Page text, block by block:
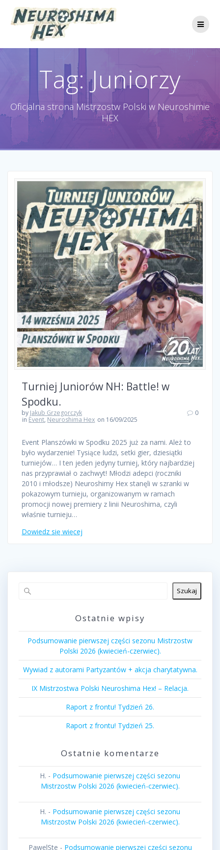
do
treści
Tag:Juniorzy
Oficjalna strona Mistrzostw Polski w Neuroshimie
HEX
Turniej Juniorów NH: Battle! w
Spodku.
by Jakub Grzegorczyk
in Event, Neuroshima Hex on 16/09/2025
0
Event Planszówki w Spodku 2025 już za nami. Ależ to
było wydarzenie! Tysiące ludzi, setki gier, dziesiątki
turniejów… I ten jeden jedyny turniej, który najbardziej
nas przyprawiał o zachwyt! Młodzi adepci (roczniki
2010 i młodsze) Neuroshimy Hex stanęli w szranki w
pokazowym turnieju, organizowanym w ramach
promocji nowej premiery z linii Neuroshima, czyli
właśnie turnieju…
Dowiedz się więcej
Szukaj
Ostatnie wpisy
Podsumowanie pierwszej części sezonu Mistrzostw
Polski 2026 (kwiecień-czerwiec).
Wywiad z autorami Partyzantów + akcja charytatywna.
IX Mistrzostwa Polski Neuroshima Hex! – Relacja.
Raport z frontu! Tydzień 26.
Raport z frontu! Tydzień 25.
Ostatnie komentarze
H. - Podsumowanie pierwszej części sezonu
Mistrzostw Polski 2026 (kwiecień-czerwiec).
H. - Podsumowanie pierwszej części sezonu
Mistrzostw Polski 2026 (kwiecień-czerwiec).
PawelSte - Podsumowanie pierwszej części sezonu